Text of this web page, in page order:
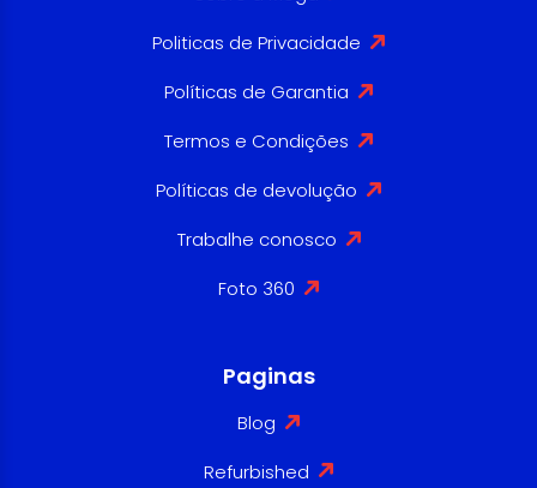
Politicas de Privacidade
Políticas de Garantia
Termos e Condições
Políticas de devolução
Trabalhe conosco
Foto 360
Paginas
Blog
Refurbished